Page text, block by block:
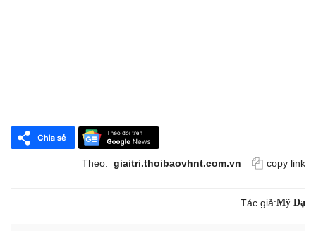
Theo: giaitri.thoibaovhnt.com.vn copy link
Tác giả:Mỹ Dạ